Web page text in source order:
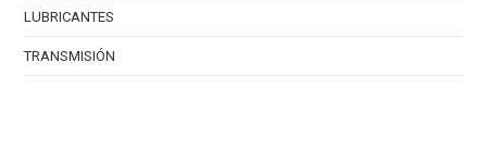
LUBRICANTES
TRANSMISIÓN